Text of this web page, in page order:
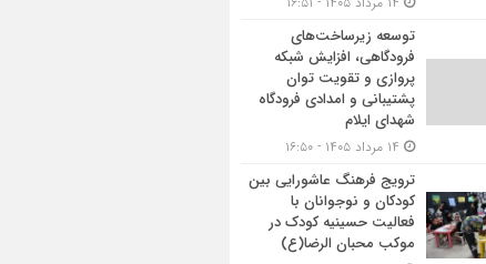
توسعه زیرساخت‌های
فرودگاهی، افزایش شبکه
پروازی و تقویت توان
پشتیبانی و امدادی فرودگاه
شهدای ایلام
ترویج فرهنگ عاشورایی بین
کودکان و نوجوانان با
فعالیت حسینیه کودک در
موکب محبان الرضا(ع)